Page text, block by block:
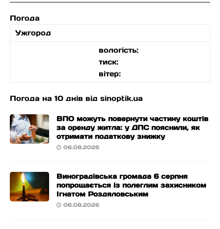
Погода
Ужгород
вологість:
тиск:
вітер:
Погода на 10 днів від sinoptik.ua
ВПО можуть повернути частину коштів
за оренду житла: у ДПС пояснили, як
отримати податкову знижку
06.08.2026
Виноградівська громада 6 серпня
попрощається із полеглим захисником
Ігнатом Роздяловським
06.08.2026